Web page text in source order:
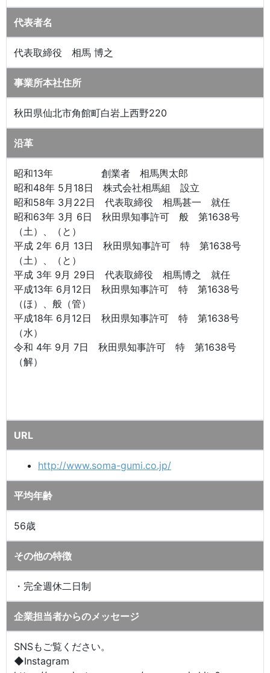
代表者名
代表取締役 相馬 博之
事業所本社住所
秋田県仙北市角館町白岩上西野220
沿革
昭和13年 創業者 相馬輿太郎
昭和48年 5月18日 株式会社相馬組 設立
昭和58年 3月22日 代表取締役 相馬甚一 就任
昭和63年 3月 6日 秋田県知事許可 般 第1638号
（土）、（と）
平成 2年 6月 13日 秋田県知事許可 特 第1638号
（土）、（と）
平成 3年 9月 29日 代表取締役 相馬博之 就任
平成13年 6月12日 秋田県知事許可 特 第1638号
（ほ）、般（管）
平成18年 6月12日 秋田県知事許可 特 第1638号
（水）
令和 4年 9月 7日 秋田県知事許可 特 第1638号
（解）
URL
http://www.soma-gumi.co.jp/
平均年齢
56歳
その他の特徴
・完全週休二日制
企業担当者からのメッセージ
SNSもご覧ください。
◆Instagram